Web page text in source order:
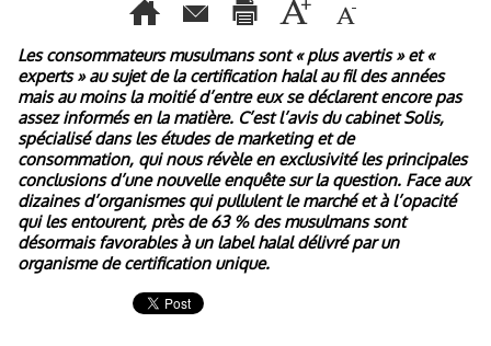
Les consommateurs musulmans sont « plus avertis » et «
experts » au sujet de la certification halal au fil des années
mais au moins la moitié d’entre eux se déclarent encore pas
assez informés en la matière. C’est l’avis du cabinet Solis,
spécialisé dans les études de marketing et de
consommation, qui nous révèle en exclusivité les principales
conclusions d’une nouvelle enquête sur la question. Face aux
dizaines d’organismes qui pullulent le marché et à l’opacité
qui les entourent, près de 63 % des musulmans sont
désormais favorables à un label halal délivré par un
organisme de certification unique.